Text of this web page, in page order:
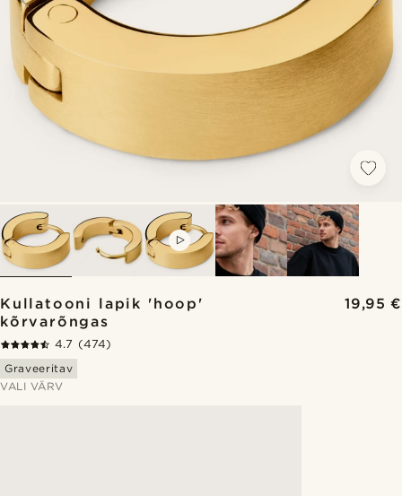
Kullatooni lapik 'hoop'
kõrvarõngas
19,95 €
4.7 (474)
Graveeritav
VALI VÄRV